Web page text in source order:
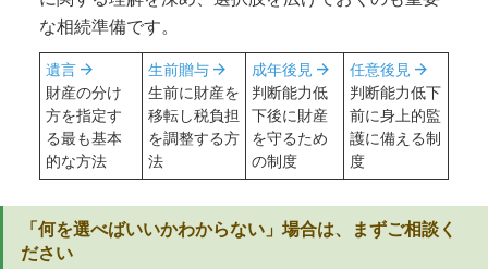
な相続準備です。
遺言 arrow_forward
財産の分け
方を指定す
る最も基本
的な方法
生前贈与 arrow_forward
生前に財産を
移転し税負担
を調整する方
法
成年後見 arrow_forward
判断能力低
下後に財産
を守るため
の制度
任意後見 arrow_forward
判断能力低下
前に身上的監
護に備える制
度
「何を選べばいいかわからない」場合は、まずご相談く
ださい